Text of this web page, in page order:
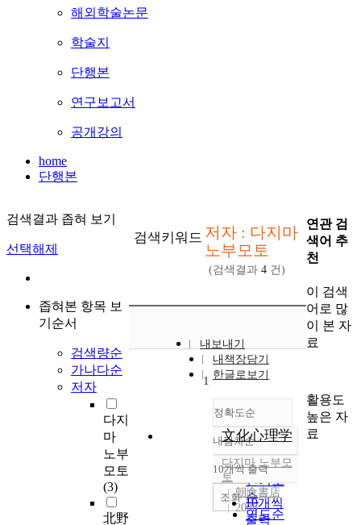
해외학술논문
학술지
단행본
연구보고서
공개강의
home
단행본
검색결과 좁혀 보기
선택해제
좁혀본 항목 보
기순서
검색량순
가나다순
저자
다지
마
노부
모토
(3)
北野
검색키워드 저자 : 다지마
노부모토
(검색결과 4 건)
내보내기
내책장담기
한글로보기
정확도순
정확도
순
인기도
순
연도순
내림차순
내림차순
10개씩 출력
10개씩
출력
조회
1
文化心理学
다지마 노부모
토
朝倉書店
2008
연관 검
색어 추
천
이 검색
어로 많
이 본 자
료
활용도
높은 자
료